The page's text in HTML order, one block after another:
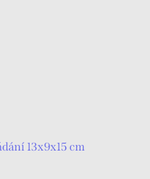
13x9x15 cm